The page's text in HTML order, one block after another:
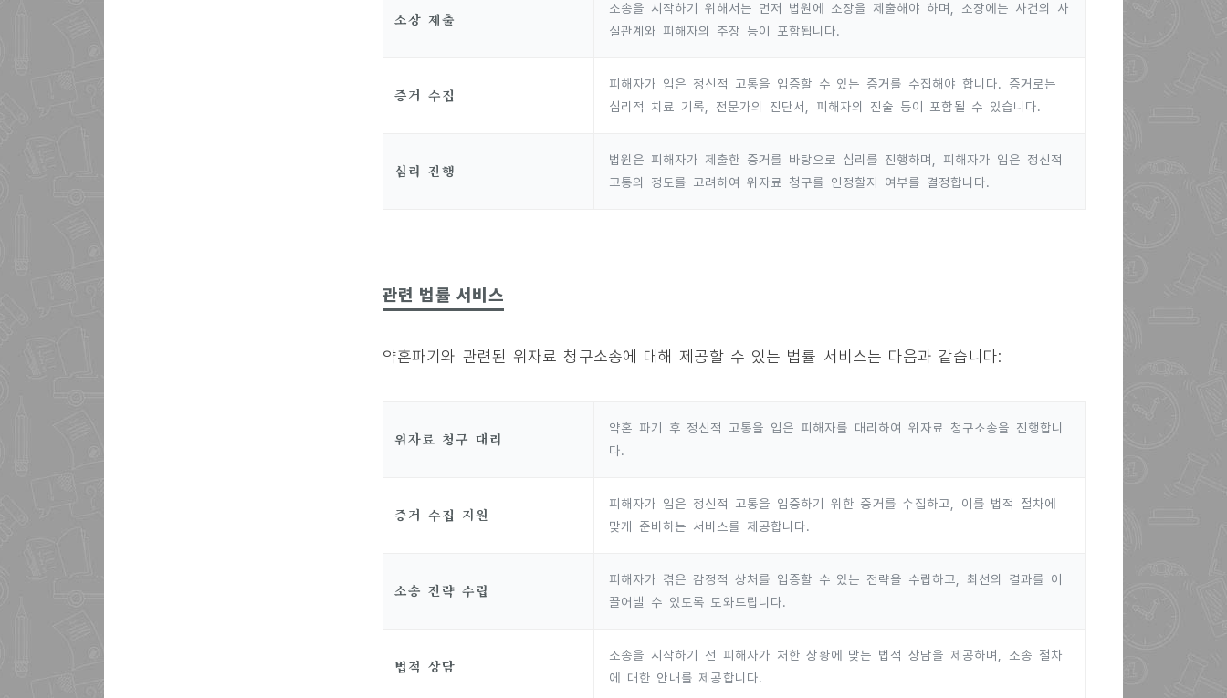
소장 제출
소송을 시작하기 위해서는 먼저 법원에 소장을 제출해야 하며, 소장에는 사건의 사
실관계와 피해자의 주장 등이 포함됩니다.
증거 수집
피해자가 입은 정신적 고통을 입증할 수 있는 증거를 수집해야 합니다. 증거로는
심리적 치료 기록, 전문가의 진단서, 피해자의 진술 등이 포함될 수 있습니다.
심리 진행
법원은 피해자가 제출한 증거를 바탕으로 심리를 진행하며, 피해자가 입은 정신적
고통의 정도를 고려하여 위자료 청구를 인정할지 여부를 결정합니다.
관련 법률 서비스
약혼파기와 관련된 위자료 청구소송에 대해 제공할 수 있는 법률 서비스는 다음과 같습니다:
위자료 청구 대리
약혼 파기 후 정신적 고통을 입은 피해자를 대리하여 위자료 청구소송을 진행합니
다.
증거 수집 지원
피해자가 입은 정신적 고통을 입증하기 위한 증거를 수집하고, 이를 법적 절차에
맞게 준비하는 서비스를 제공합니다.
소송 전략 수립
피해자가 겪은 감정적 상처를 입증할 수 있는 전략을 수립하고, 최선의 결과를 이
끌어낼 수 있도록 도와드립니다.
법적 상담
소송을 시작하기 전 피해자가 처한 상황에 맞는 법적 상담을 제공하며, 소송 절차
에 대한 안내를 제공합니다.